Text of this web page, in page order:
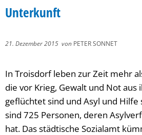
Unterkunft
21. Dezember 2015 von PETER SONNET
In Troisdorf leben zur Zeit mehr
die vor Krieg, Gewalt und Not
geflüchtet sind und Asyl und Hilfe
sind 725 Personen, deren
hat. Das städtische Sozialamt